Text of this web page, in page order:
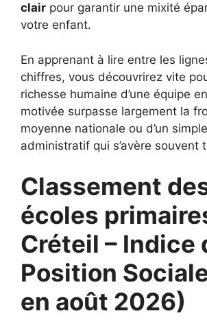
clair pour garantir une mixité
votre enfant.
En apprenant à lire entre les
chiffres, vous découvrirez vite
richesse humaine d’une équipe
motivée surpasse largement la
moyenne nationale ou d’un
administratif qui s’avère souvent
Classement
écoles
Créteil – Indice
Position
en août 2026)